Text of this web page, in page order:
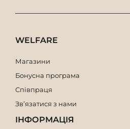
WELFARE
Магазини
Бонусна програма
Співпраця
Зв’язатися з нами
ІНФОРМАЦІЯ